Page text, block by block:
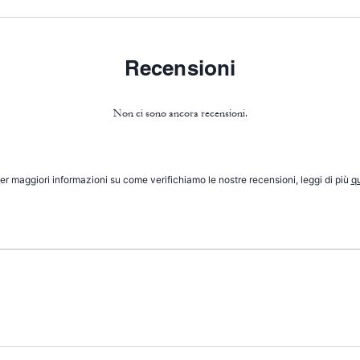
Recensioni
Non ci sono ancora recensioni.
maggiori informazioni su come verifichiamo le nostre recensioni, leggi di più